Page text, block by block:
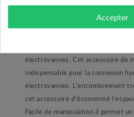
un raccord de marque Rain Bird
d’électrovanne d’arrosage. Ce
électrovannes. Cet accessoire de
indispensable pour la connexion
électrovannes. L’encombrement
cet accessoire d’économisé
Facile de manipulation il permet
Accepter